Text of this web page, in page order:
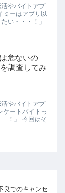
やバイトアプ
ミーはアプリ以
い・・・！」
危ないの
調査してみ
やバイトアプ
ケートバイトっ
！」 今回はそ
良でのキャンセ